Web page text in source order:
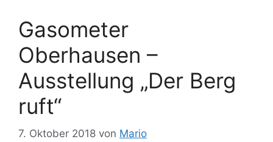
Gasometer
Oberhausen –
Ausstellung „Der Berg
ruft“
7. Oktober 2018 von Mario